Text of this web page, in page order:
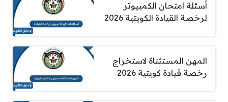
أسئلة امتحان الكمبيوتر
لرخصة القيادة الكويتية 2026
المهن المستثناة لاستخراج
رخصة قيادة كويتية 2026